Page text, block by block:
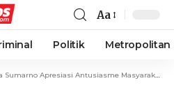
Aa
Politik Metropolitan
Apresiasi Antusiasme Masyarakat Datangi TPS